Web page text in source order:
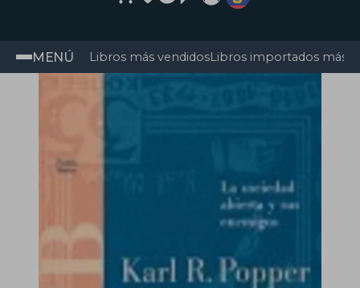
MENÚ Libros más vendidosLibros importados más